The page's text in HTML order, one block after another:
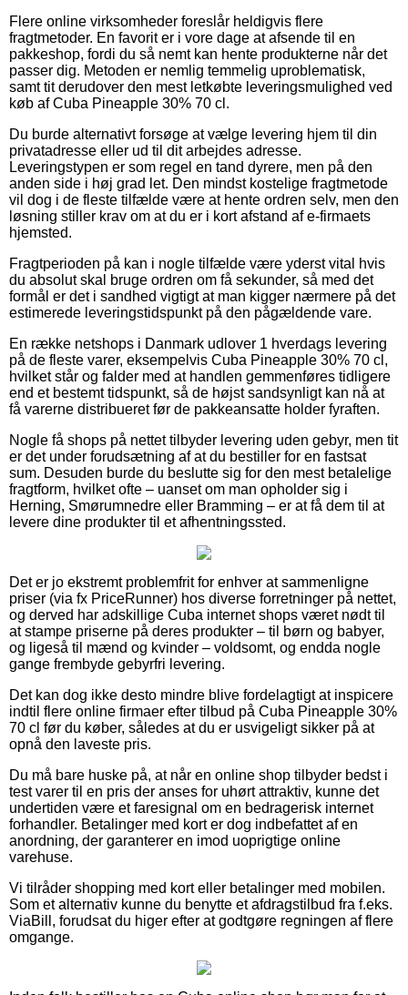
Flere online virksomheder foreslår heldigvis flere
fragtmetoder. En favorit er i vore dage at afsende til en
pakkeshop, fordi du så nemt kan hente produkterne når det
passer dig. Metoden er nemlig temmelig uproblematisk,
samt tit derudover den mest letkøbte leveringsmulighed ved
køb af Cuba Pineapple 30% 70 cl.
Du burde alternativt forsøge at vælge levering hjem til din
privatadresse eller ud til dit arbejdes adresse.
Leveringstypen er som regel en tand dyrere, men på den
anden side i høj grad let. Den mindst kostelige fragtmetode
vil dog i de fleste tilfælde være at hente ordren selv, men den
løsning stiller krav om at du er i kort afstand af e-firmaets
hjemsted.
Fragtperioden på kan i nogle tilfælde være yderst vital hvis
du absolut skal bruge ordren om få sekunder, så med det
formål er det i sandhed vigtigt at man kigger nærmere på det
estimerede leveringstidspunkt på den pågældende vare.
En række netshops i Danmark udlover 1 hverdags levering
på de fleste varer, eksempelvis Cuba Pineapple 30% 70 cl,
hvilket står og falder med at handlen gemmenføres tidligere
end et bestemt tidspunkt, så de højst sandsynligt kan nå at
få varerne distribueret før de pakkeansatte holder fyraften.
Nogle få shops på nettet tilbyder levering uden gebyr, men tit
er det under forudsætning af at du bestiller for en fastsat
sum. Desuden burde du beslutte sig for den mest betalelige
fragtform, hvilket ofte – uanset om man opholder sig i
Herning, Smørumnedre eller Bramming – er at få dem til at
levere dine produkter til et afhentningssted.
Det er jo ekstremt problemfrit for enhver at sammenligne
priser (via fx PriceRunner) hos diverse forretninger på nettet,
og derved har adskillige Cuba internet shops været nødt til
at stampe priserne på deres produkter – til børn og babyer,
og ligeså til mænd og kvinder – voldsomt, og endda nogle
gange frembyde gebyrfri levering.
Det kan dog ikke desto mindre blive fordelagtigt at inspicere
indtil flere online firmaer efter tilbud på Cuba Pineapple 30%
70 cl før du køber, således at du er usvigeligt sikker på at
opnå den laveste pris.
Du må bare huske på, at når en online shop tilbyder bedst i
test varer til en pris der anses for uhørt attraktiv, kunne det
undertiden være et faresignal om en bedragerisk internet
forhandler. Betalinger med kort er dog indbefattet af en
anordning, der garanterer en imod uoprigtige online
varehuse.
Vi tilråder shopping med kort eller betalinger med mobilen.
Som et alternativ kunne du benytte et afdragstilbud fra f.eks.
ViaBill, forudsat du higer efter at godtgøre regningen af flere
omgange.